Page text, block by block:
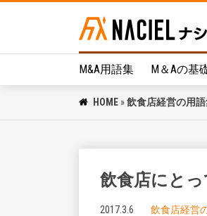
M&A用語集 M＆Aの基
HOME »飲食店経営の用
飲食店にと
2017.3.6 飲食店経営